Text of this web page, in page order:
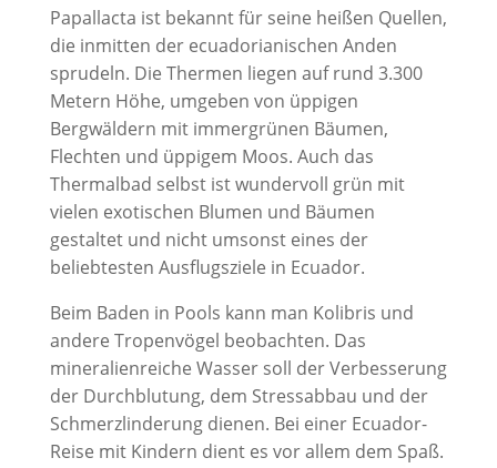
Papallacta ist bekannt für seine heißen Quellen,
die inmitten der ecuadorianischen Anden
sprudeln. Die Thermen liegen auf rund 3.300
Metern Höhe, umgeben von üppigen
Bergwäldern mit immergrünen Bäumen,
Flechten und üppigem Moos. Auch das
Thermalbad selbst ist wundervoll grün mit
vielen exotischen Blumen und Bäumen
gestaltet und nicht umsonst eines der
beliebtesten Ausflugsziele in Ecuador.
Beim Baden in Pools kann man Kolibris und
andere Tropenvögel beobachten. Das
mineralienreiche Wasser soll der Verbesserung
der Durchblutung, dem Stressabbau und der
Schmerzlinderung dienen. Bei einer Ecuador-
Reise mit Kindern dient es vor allem dem Spaß.